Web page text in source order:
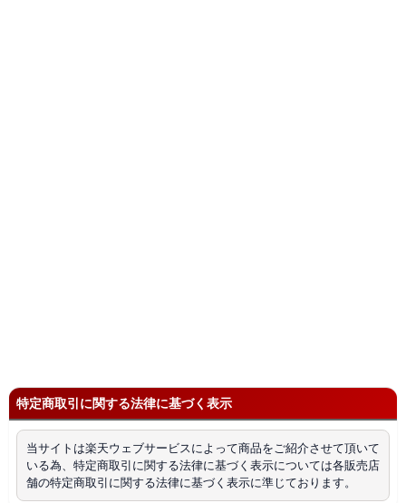
特定商取引に関する法律に基づく表示
当サイトは楽天ウェブサービスによって商品をご紹介させて頂いて
いる為、特定商取引に関する法律に基づく表示については各販売店
舗の特定商取引に関する法律に基づく表示に準じております。